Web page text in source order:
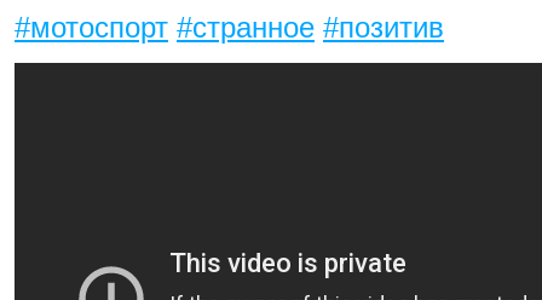
#мотоспорт #странное #позитив